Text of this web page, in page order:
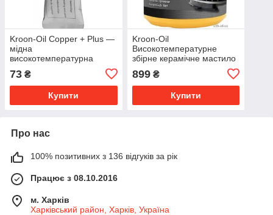
Kroon-Oil Copper + Plus —
мідна
високотемпературна
73 ₴
Купити
Kroon-Oil
Високотемпературне
збірне керамічне мастило
CERAMIC GREASE 600 г.
899₴
Купити
Про нас
100% позитивних з 136 відгуків за рік
Працює з 08.10.2016
м. Харків
Харківський район, Харків, Україна